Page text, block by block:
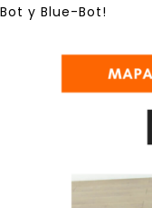
Bot y Blue-Bot!